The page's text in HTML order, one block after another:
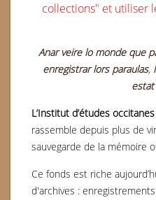
collections" et utiliser
Anarveire lo monde que
enregistrar lors paraulas,
L’Institut d’études
rassemble depuis plus de
sauvegarde de la mémoire
Ce fonds est riche
d'archives :